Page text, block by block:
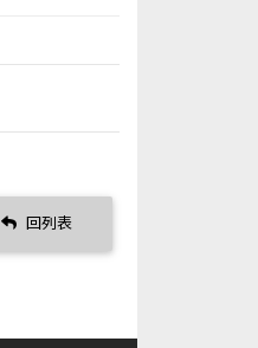
回列表